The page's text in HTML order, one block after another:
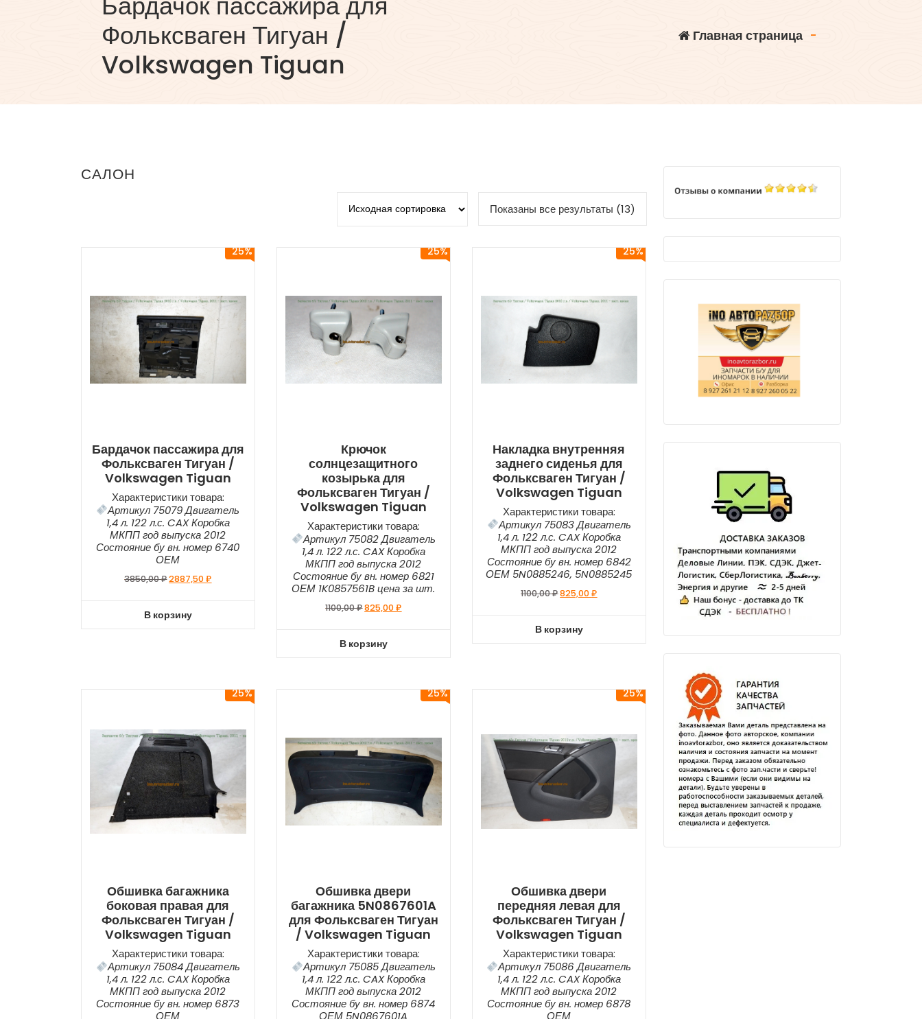
Фольксваген Тигуан /
Volkswagen Tiguan
Главная страница -
САЛОН
Показаны все результаты (13)
25%
Бардачок пассажира для
Фольксваген Тигуан /
Volkswagen Tiguan
Характеристики товара:
Артикул 75079 Двигатель
1,4 л. 122 л.с. CAX Коробка
МКПП год выпуска 2012
Состояние бу вн. номер 6740
ОЕМ
3850,00₽2887,50₽
В корзину
25%
Крючок
солнцезащитного
козырька для
Фольксваген Тигуан /
Volkswagen Tiguan
Характеристики товара:
Артикул 75082 Двигатель
1,4 л. 122 л.с. CAX Коробка
МКПП год выпуска 2012
Состояние бу вн. номер 6821
ОЕМ 1K0857561B цена за шт.
1100,00₽825,00₽
В корзину
25%
Накладка внутренняя
заднего сиденья для
Фольксваген Тигуан /
Volkswagen Tiguan
Характеристики товара:
Артикул 75083 Двигатель
1,4 л. 122 л.с. CAX Коробка
МКПП год выпуска 2012
Состояние бу вн. номер 6842
ОЕМ 5N0885246, 5N0885245
1100,00₽825,00₽
В корзину
25%
Обшивка багажника
боковая правая для
Фольксваген Тигуан /
Volkswagen Tiguan
Характеристики товара:
Артикул 75084 Двигатель
1,4 л. 122 л.с. CAX Коробка
МКПП год выпуска 2012
Состояние бу вн. номер 6873
ОЕМ
25%
Обшивка двери
багажника 5N0867601A
для Фольксваген Тигуан
/ Volkswagen Tiguan
Характеристики товара:
Артикул 75085 Двигатель
1,4 л. 122 л.с. CAX Коробка
МКПП год выпуска 2012
Состояние бу вн. номер 6874
ОЕМ 5N0867601A
25%
Обшивка двери
передняя левая для
Фольксваген Тигуан /
Volkswagen Tiguan
Характеристики товара:
Артикул 75086 Двигатель
1,4 л. 122 л.с. CAX Коробка
МКПП год выпуска 2012
Состояние бу вн. номер 6878
ОЕМ